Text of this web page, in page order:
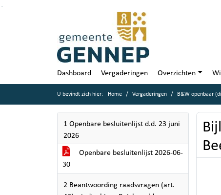
Dashboard Vergaderingen Overzichten
U bevindt zich hier: Home Vergaderingen B&W openbaar
1 Openbare besluitenlijst d.d. 23 juni
2026
Openbare besluitenlijst 2026-06-
30
2 Beantwoording raadsvragen (art.